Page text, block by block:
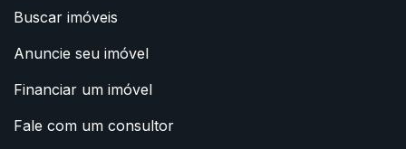
Buscar imóveis
Anuncie seu imóvel
Financiar um imóvel
Fale com um consultor